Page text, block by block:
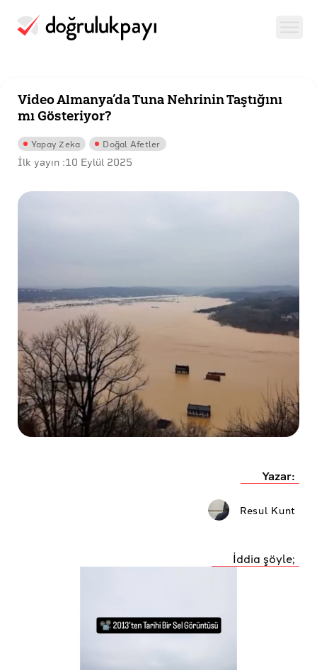
Video Almanya’da Tuna Nehrinin Taştığını
mı Gösteriyor?
Yapay Zeka Doğal Afetler
İlk yayın :10 Eylül 2025
Yazar:
Resul Kunt
İddia şöyle;